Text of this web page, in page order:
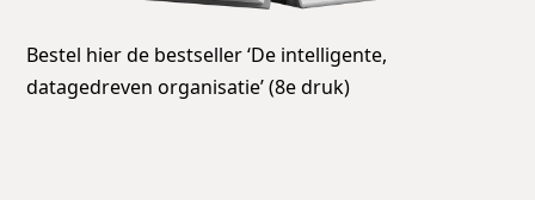
Bestel hier de bestseller ‘De intelligente,
datagedreven organisatie’ (8e druk)